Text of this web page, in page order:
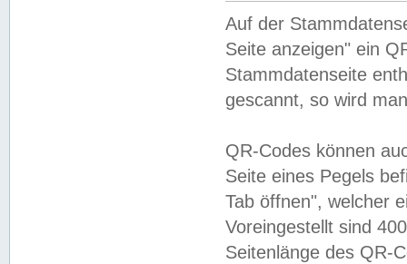
Auf der
Seite anzeigen" ein
Stammdatenseite
gescannt, so wird
QR-Codes können
Seite eines Pegels
Tab öffnen", welcher
Voreingestellt sind
Seitenlänge des QR-